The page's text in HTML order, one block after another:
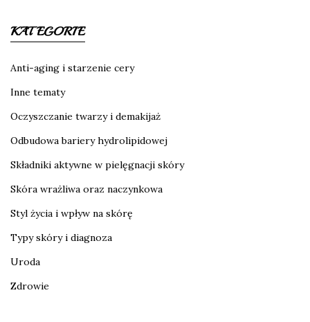
KATEGORIE
Anti-aging i starzenie cery
Inne tematy
Oczyszczanie twarzy i demakijaż
Odbudowa bariery hydrolipidowej
Składniki aktywne w pielęgnacji skóry
Skóra wrażliwa oraz naczynkowa
Styl życia i wpływ na skórę
Typy skóry i diagnoza
Uroda
Zdrowie